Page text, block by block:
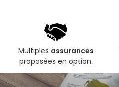
Multiples assurances
proposées en option.